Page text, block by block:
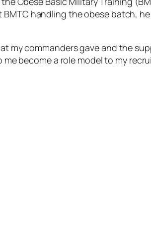
BMTC handling the obese batch,
my commanders gave and the
become a role model to my